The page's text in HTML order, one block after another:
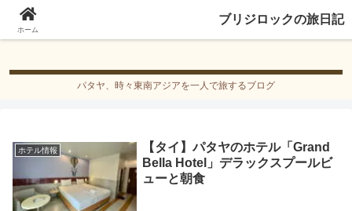
ブリジロックの旅日記
パタヤ、時々東南アジアを一人で旅するブログ
ホテル情報
【タイ】パタヤのホテル「Grand
Bella Hotel」デラックスプールビ
ューと朝食
ホーム
ブリジロックの旅日記